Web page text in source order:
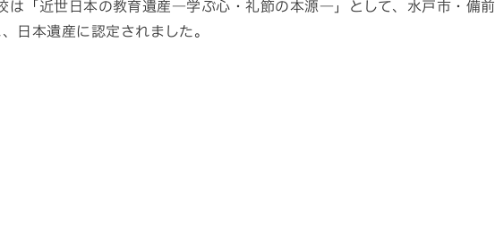
「近世日本の教育遺産―学ぶ心・礼節の本源―」として、水戸市・備前
日本遺産に認定されました。